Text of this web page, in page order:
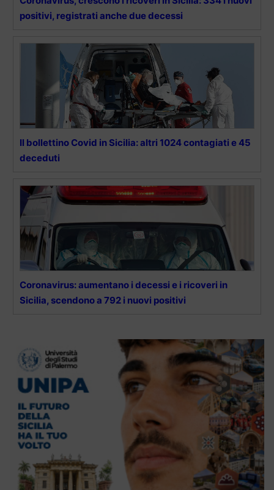
positivi, registrati anche due decessi
Il bollettino Covid in Sicilia: altri 1024 contagiati e 45
deceduti
Coronavirus: aumentano i decessi e i ricoveri in
Sicilia, scendono a 792 i nuovi positivi